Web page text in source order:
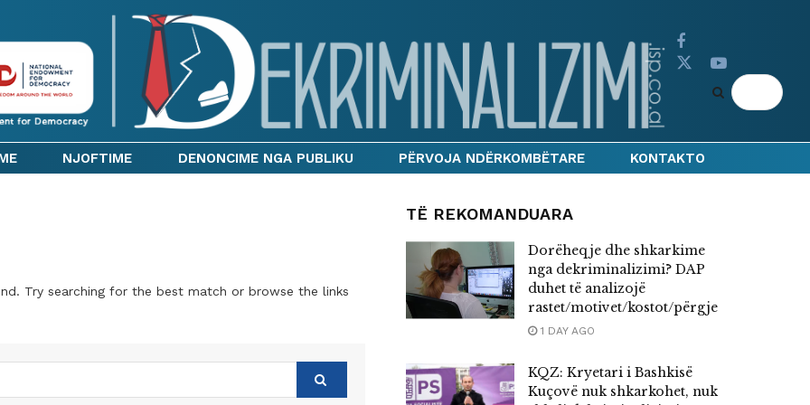
NJOFTIME DENONCIME NGA PUBLIKU PËRVOJA NDËRKOMBËTARE KONTAKTO
Try searching for the best match or browse the links
TË REKOMANDUARA
Dorëheqje dhe shkarkime
nga dekriminalizimi? DAP
duhet të analizojë
rastet/motivet/kostot/përgjegjësitë
1 DAY AGO
KQZ: Kryetari i Bashkisë
Kuçovë nuk shkarkohet, nuk